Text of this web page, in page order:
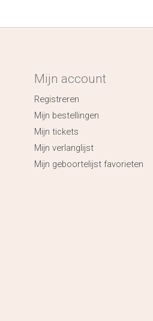
Mijn account
Registreren
Mijn bestellingen
Mijn tickets
Mijn verlanglijst
Mijn geboortelijst favorieten